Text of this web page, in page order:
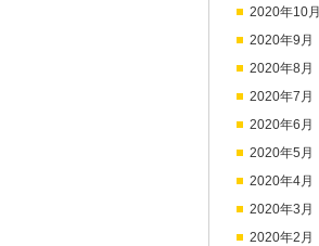
2020年10月
2020年9月
2020年8月
2020年7月
2020年6月
2020年5月
2020年4月
2020年3月
2020年2月